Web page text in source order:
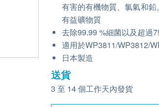
有害的有機物質、氯氣和
有益礦物質
去除99.99 %細菌以及超過
適用於WP3811/WP3812/
日本製造
送貨
3 至 14 個工作天內發貨